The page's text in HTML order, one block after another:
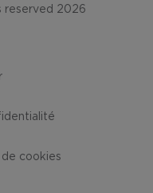
reserved 2026
cookies